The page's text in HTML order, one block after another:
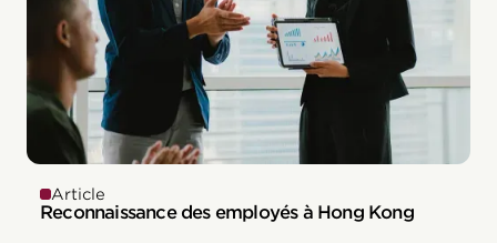
Article
Reconnaissance des employés à Hong Kong